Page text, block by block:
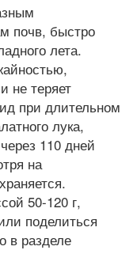
почв, быстро
лета.
не теряет
при длительном
лука,
110 дней
на
50-120 г,
поделиться
в разделе